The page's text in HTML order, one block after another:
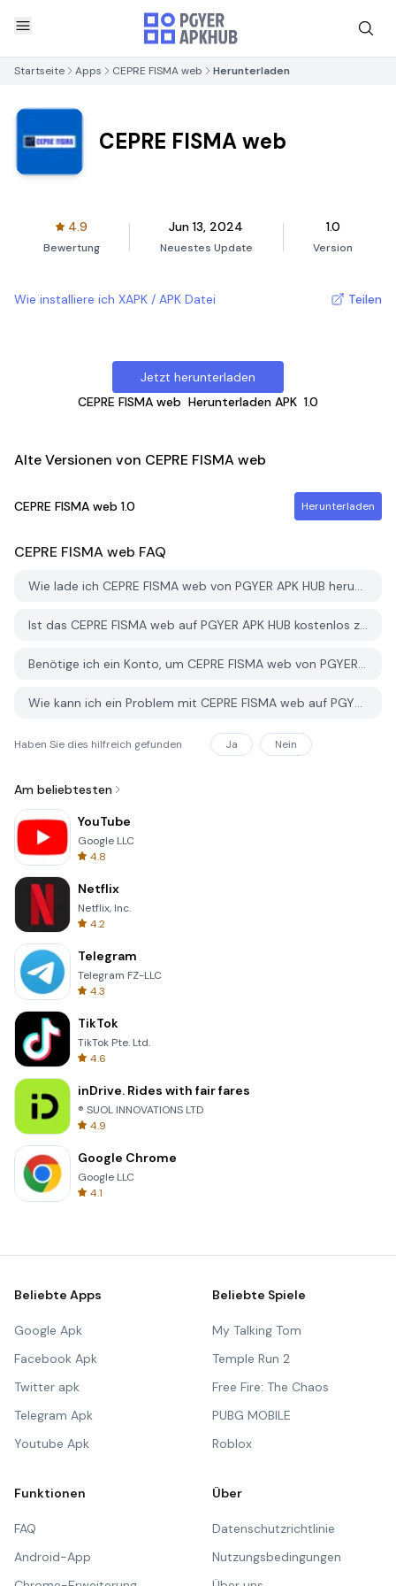
Startseite Apps CEPRE FISMA web Herunterladen
CEPRE FISMA web
4.9
Bewertung
Jun 13, 2024
Neuestes Update
1.0
Version
Wie installiere ich XAPK / APK Datei Teilen
Jetzt herunterladen
CEPRE FISMA web Herunterladen APK 1.0
Alte Versionen von CEPRE FISMA web
CEPRE FISMA web 1.0 Herunterladen
CEPRE FISMA web FAQ
Wie lade ich CEPRE FISMA web von PGYER APK HUB herunter?
Ist das CEPRE FISMA web auf PGYER APK HUB kostenlos zum Download?
Benötige ich ein Konto, um CEPRE FISMA web von PGYER APK HUB herunterzuladen?
Wie kann ich ein Problem mit CEPRE FISMA web auf PGYER APK HUB melden?
Haben Sie dies hilfreich gefunden Ja Nein
Am beliebtesten
YouTube
Google LLC
4.8
Netflix
Netflix, Inc.
4.2
Telegram
Telegram FZ-LLC
4.3
TikTok
TikTok Pte. Ltd.
4.6
inDrive. Rides with fair fares
® SUOL INNOVATIONS LTD
4.9
Google Chrome
Google LLC
4.1
Beliebte Apps
Google Apk
Facebook Apk
Twitter apk
Telegram Apk
Youtube Apk
Beliebte Spiele
My Talking Tom
Temple Run 2
Free Fire: The Chaos
PUBG MOBILE
Roblox
Funktionen
FAQ
Android-App
Über
Datenschutzrichtlinie
Nutzungsbedingungen